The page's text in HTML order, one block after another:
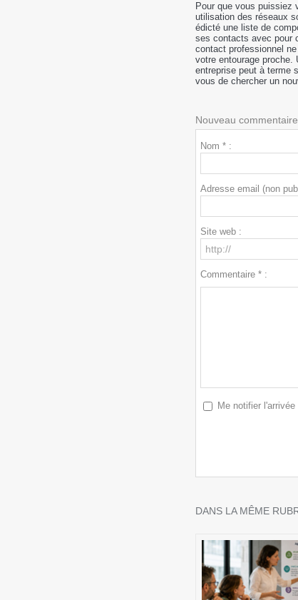
Pour que vous puissiez
utilisation des réseaux
édicté une liste de
ses contacts avec pour
contact professionnel
votre entourage proche.
entreprise peut à terme
vous de chercher un
Nouveau
Nom * :
Adresse email (non
Site web :
Commentaire * :
Me notifier
DANS LA MÊME